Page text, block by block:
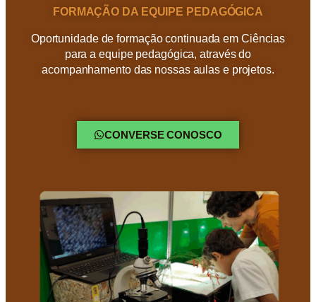
FORMAÇÃO DA EQUIPE PEDAGÓGICA
Oportunidade de formação continuada em Ciências
para a equipe pedagógica, através do
acompanhamento das nossas aulas e projetos.
CONVERSE CONOSCO